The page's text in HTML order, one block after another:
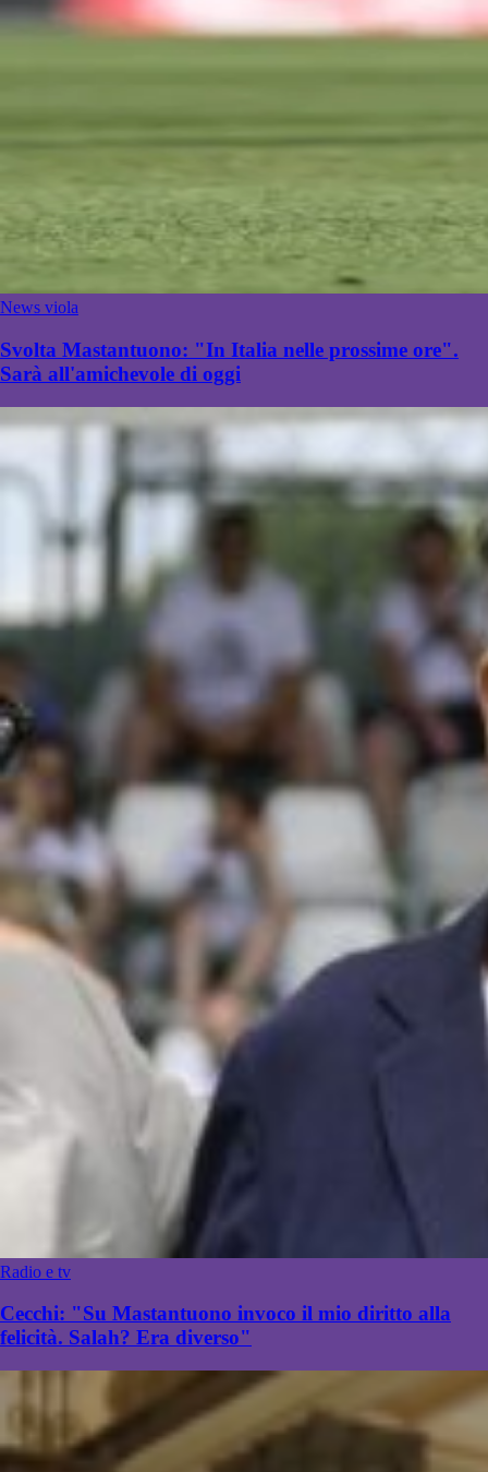
News viola
Svolta Mastantuono: "In Italia nelle prossime ore".
Sarà all'amichevole di oggi
Radio e tv
Cecchi: "Su Mastantuono invoco il mio diritto alla
felicità. Salah? Era diverso"